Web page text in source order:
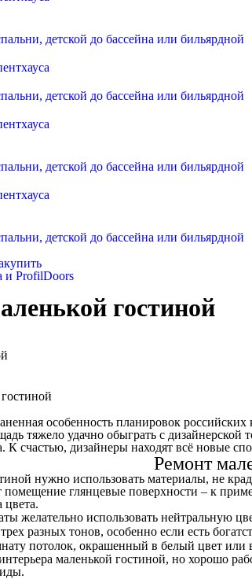
детской до бассейна или бильярдной
детской до бассейна или бильярдной
детской до бассейна или бильярдной
детской до бассейна или бильярдной
и ProfilDoors
гостиной
особенность планировок
тяжело удачно обыграть с
счастью, дизайнеры находят всё новые
Ремонт
нужно использовать материалы, не
глянцевые поверхности – к
цвета.
желательно использовать нейтральную
разных тонов, особенно если есть
потолок, окрашенный в белый цвет или
маленькой гостиной, но хорошо